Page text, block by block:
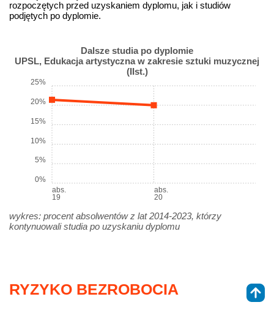
rozpoczętych przed uzyskaniem dyplomu, jak i studiów
podjętych po dyplomie.
Dalsze studia po dyplomie
UPSL, Edukacja artystyczna w zakresie sztuki muzycznej
(IIst.)
abs.
19
abs.
20
0%
5%
10%
15%
20%
25%
wykres: procent absolwentów z lat 2014-2023, którzy
kontynuowali studia po uzyskaniu dyplomu
RYZYKO BEZROBOCIA